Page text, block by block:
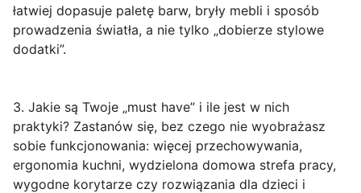
łatwiej dopasuje paletę barw, bryły mebli i sposób
prowadzenia światła, a nie tylko „dobierze stylowe
dodatki”.
3. Jakie są Twoje „must have” i ile jest w nich
praktyki? Zastanów się, bez czego nie wyobrażasz
sobie funkcjonowania: więcej przechowywania,
ergonomia kuchni, wydzielona domowa strefa pracy,
wygodne korytarze czy rozwiązania dla dzieci i